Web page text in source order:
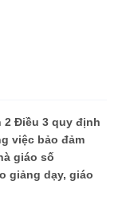
2 Điều 3 quy định
việc bảo đảm
giáo số
giảng dạy, giáo